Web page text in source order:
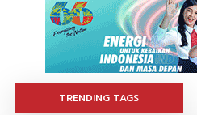
TRENDING TAGS